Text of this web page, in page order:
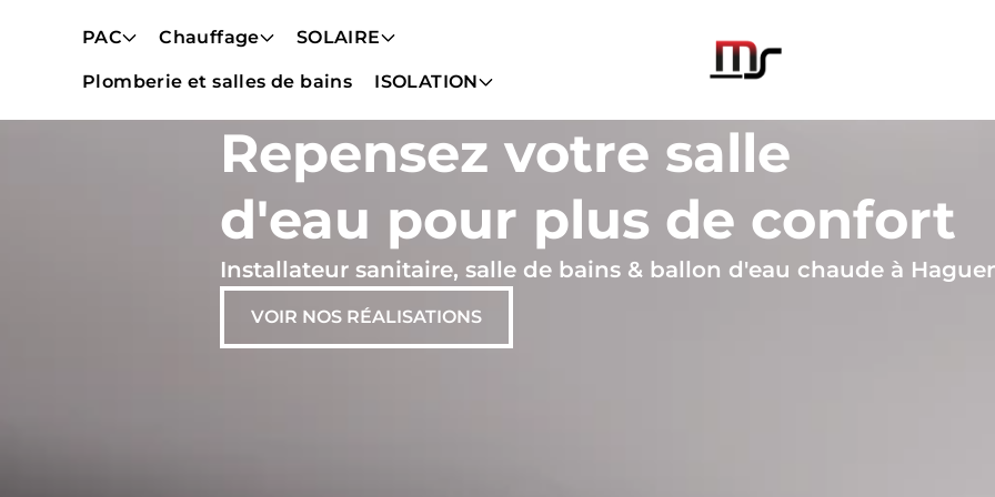
PAC Chauffage SOLAIRE
Plomberie et salles de bains ISOLATION
Installateur sanitaire, salle de bains & ballon d'eau chaude à
Repensez votre salle
d'eau pour plus de confort
VOIR NOS RÉALISATIONS